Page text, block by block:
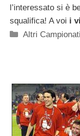
l’interessato si è
squalifica! A voi i
Categorie
Altri Campionati